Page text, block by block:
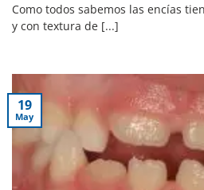
Como todos sabemos las encías
y con textura de [...]
19
May